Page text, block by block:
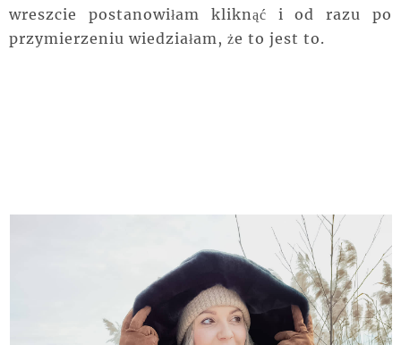
wreszcie postanowiłam kliknąć i od razu po
przymierzeniu wiedziałam, że to jest to.